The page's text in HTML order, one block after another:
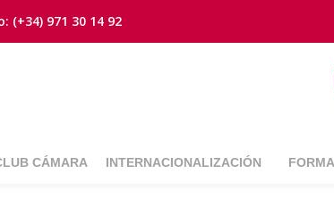
(+34) 971 30 14 92
CÁMARA INTERNACIONALIZACIÓN